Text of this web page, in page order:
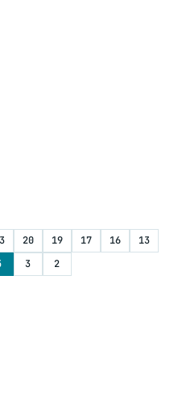
20 19 17 16
13
3 2